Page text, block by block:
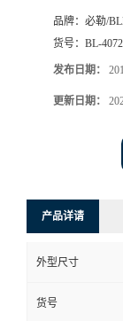
品牌： 必勒/
货号： BL-
发布日期：
更新日期：
产品详请
外型尺寸
货号